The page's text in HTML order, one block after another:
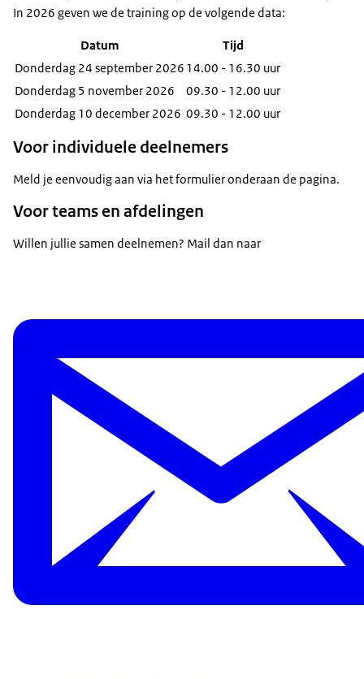
In 2026 geven we de training op de volgende data:
Datum
Tijd
Donderdag 24 september 2026 14.00 - 16.30 uur
Donderdag 5 november 2026
09.30 - 12.00 uur
Donderdag 10 december 2026 09.30 - 12.00 uur
Voor individuele deelnemers
Meld je eenvoudig aan via het formulier onderaan de pagina.
Voor teams en afdelingen
Willen jullie samen deelnemen? Mail dan naar